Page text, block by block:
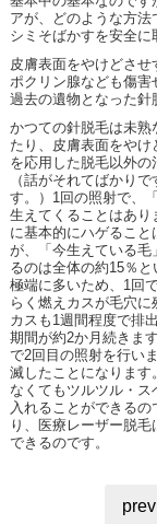
アが、どのような方
シミそばかすを安全に
皮膚表面をやけどさ
ポクリン腺なども傷
過去の遺物となった針
かつての針脱毛は未熟
たり、皮膚表面をやけ
を応用した脱毛以外の
（話がそれてばかり
す。）1回の照射で、
生えてくることはあ
に基本的にハゲるこ
が、「今生えている毛
るのは全体の約15％
極端に多いため、1回
らく燃えカスが毛穴
カスも1週間程度で排
期間が約2か月続きま
で2回目の照射を行い
滅したことになりま
なくてもツルツル・
入れることができる
り、医療レーザー脱
できるのです。
prev